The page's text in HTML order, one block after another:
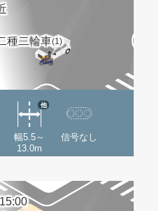
種二輪車(1)
幅5.5～
13.0m
他
信号なし